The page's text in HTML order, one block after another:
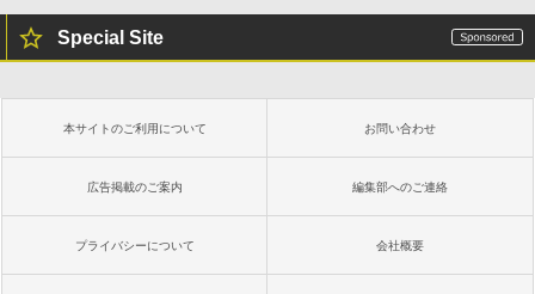
Special Site
本サイトのご利用について お問い合わせ
広告掲載のご案内 編集部へのご連絡
プライバシーについて 会社概要